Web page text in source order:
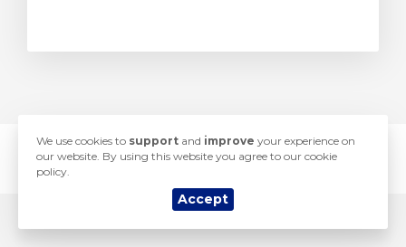
© 2026 Yorkshire Hosting. All Rights Reserved.
We use cookies to support and improve your experience on
our website. By using this website you agree to our cookie
policy.
Accept